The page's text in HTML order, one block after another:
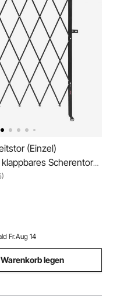
(Einzel)
Scherentor
einziehbare
für
Garage Lager, Falttor
(B x H) Schwarz
Fr.Aug 14
legen